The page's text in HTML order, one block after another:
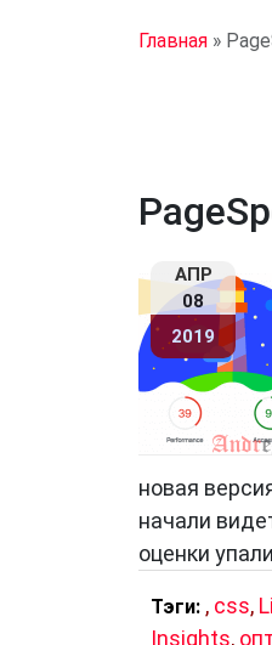
Главная »
АПР
08
2019
новая
начали
оценки
Тэги: , css,
Insights,